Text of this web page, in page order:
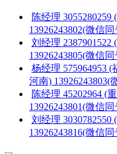
陈经理 3055280259
13926243802(微信同
刘经理 2387901522
13926243805(微信同
杨经理 575964953 (
河南) 13926243803(
陈经理 45202964 (
13926243801(微信同
刘经理 3030782550
13926243816(微信同